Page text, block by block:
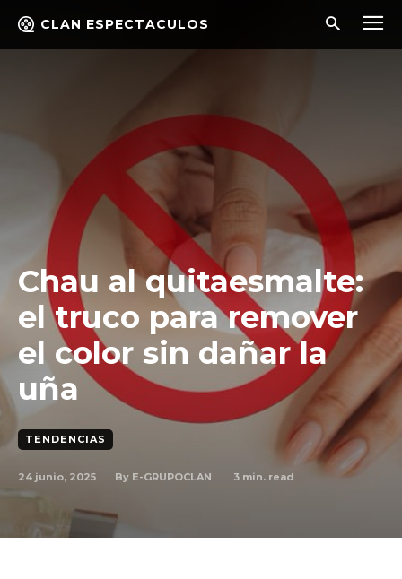
CLAN ESPECTACULOS
Chau al quitaesmalte:
el truco para remover
el color sin dañar la
uña
TENDENCIAS
24 junio, 2025 By E-GRUPOCLAN 3 min. read